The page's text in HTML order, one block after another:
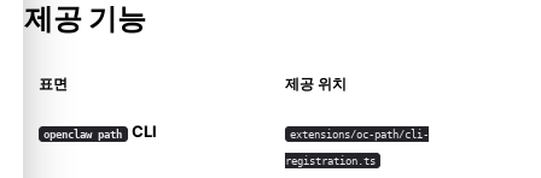
제공 기능
표면 제공 위치
openclaw path CLI extensions/oc-path/cli-
registration.ts